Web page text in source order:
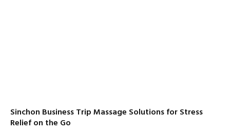
Sinchon Business Trip Massage Solutions for Stress
Relief on the Go